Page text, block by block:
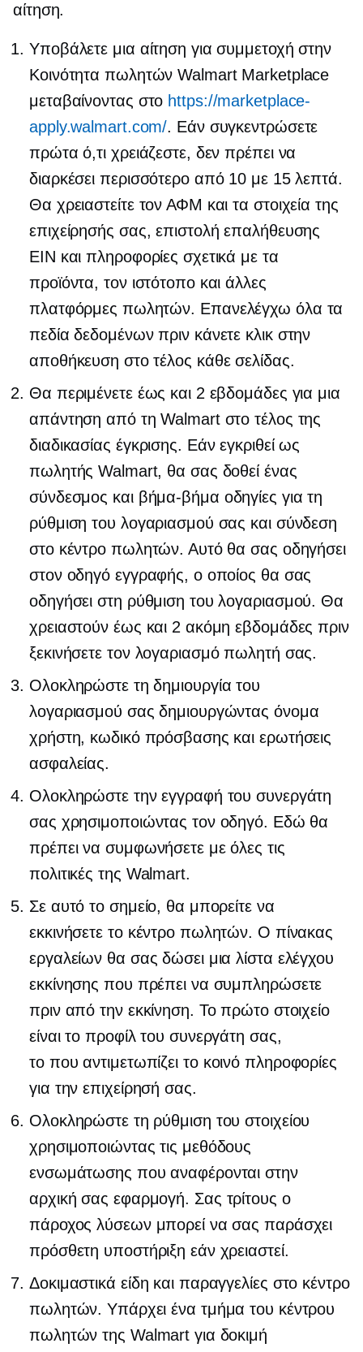
αίτηση.
Υποβάλετε μια αίτηση για συμμετοχή στην
Κοινότητα πωλητών Walmart Marketplace
μεταβαίνοντας στο https://marketplace-
apply.walmart.com/. Εάν συγκεντρώσετε
πρώτα ό,τι χρειάζεστε, δεν πρέπει να
διαρκέσει περισσότερο από 10 με 15 λεπτά.
Θα χρειαστείτε τον ΑΦΜ και τα στοιχεία της
επιχείρησής σας, επιστολή επαλήθευσης
EIN και πληροφορίες σχετικά με τα
προϊόντα, τον ιστότοπο και άλλες
πλατφόρμες πωλητών. Επανελέγχω όλα τα
πεδία δεδομένων πριν κάνετε κλικ στην
αποθήκευση στο τέλος κάθε σελίδας.
Θα περιμένετε έως και 2 εβδομάδες για μια
απάντηση από τη Walmart στο τέλος της
διαδικασίας έγκρισης. Εάν εγκριθεί ως
πωλητής Walmart, θα σας δοθεί ένας
σύνδεσμος και βήμα-βήμα οδηγίες για τη
ρύθμιση του λογαριασμού σας και σύνδεση
στο κέντρο πωλητών. Αυτό θα σας οδηγήσει
στον οδηγό εγγραφής, ο οποίος θα σας
οδηγήσει στη ρύθμιση του λογαριασμού. Θα
χρειαστούν έως και 2 ακόμη εβδομάδες πριν
ξεκινήσετε τον λογαριασμό πωλητή σας.
Ολοκληρώστε τη δημιουργία του
λογαριασμού σας δημιουργώντας όνομα
χρήστη, κωδικό πρόσβασης και ερωτήσεις
ασφαλείας.
Ολοκληρώστε την εγγραφή του συνεργάτη
σας χρησιμοποιώντας τον οδηγό. Εδώ θα
πρέπει να συμφωνήσετε με όλες τις
πολιτικές της Walmart.
Σε αυτό το σημείο, θα μπορείτε να
εκκινήσετε το κέντρο πωλητών. Ο πίνακας
εργαλείων θα σας δώσει μια λίστα ελέγχου
εκκίνησης που πρέπει να συμπληρώσετε
πριν από την εκκίνηση. Το πρώτο στοιχείο
είναι το προφίλ του συνεργάτη σας,
το που αντιμετωπίζει το κοινό πληροφορίες
για την επιχείρησή σας.
Ολοκληρώστε τη ρύθμιση του στοιχείου
χρησιμοποιώντας τις μεθόδους
ενσωμάτωσης που αναφέρονται στην
αρχική σας εφαρμογή. Σας τρίτους ο
πάροχος λύσεων μπορεί να σας παράσχει
πρόσθετη υποστήριξη εάν χρειαστεί.
Δοκιμαστικά είδη και παραγγελίες στο κέντρο
πωλητών. Υπάρχει ένα τμήμα του κέντρου
πωλητών της Walmart για δοκιμή